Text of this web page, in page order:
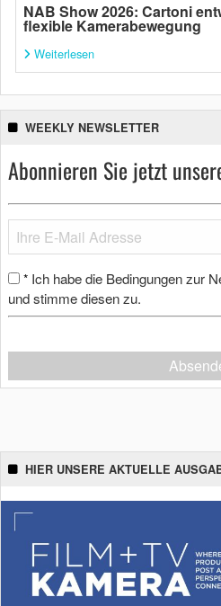
NAB Show 2026: Cartoni
flexible Kamerabewegung
Weiterlesen
WEEKLY NEWSLETTER
Abonnieren Sie jetzt
* Ich habe die Bedingungen zur
und stimme diesen zu.
HIER UNSERE AKTUELLE